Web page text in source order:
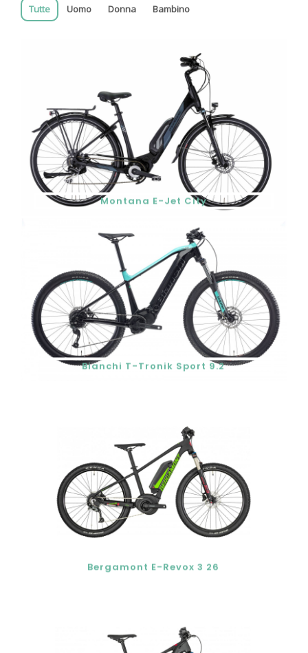
Tutte Uomo Donna Bambino
Montana E-Jet City
Bianchi T-Tronik Sport 9.2
Bergamont E-Revox 3 26